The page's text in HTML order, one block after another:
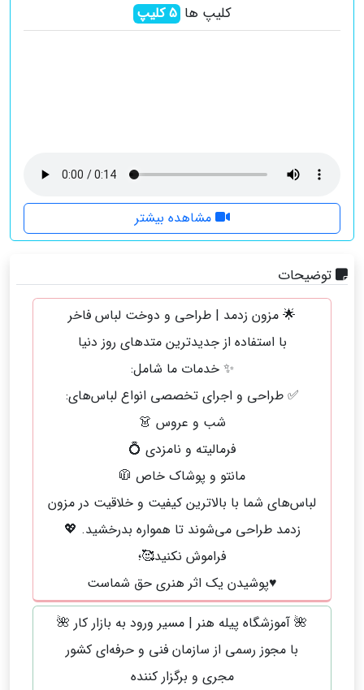
کلیپ ها5کلیپ
مشاهده بیشتر
توضیحات
🌟 مزون زدمد | طراحی و دوخت لباس فاخر
با استفاده از جدیدترین متدهای روز دنیا
✨ خدمات ما شامل:
✅ طراحی و اجرای تخصصی انواع لباس‌های:
شب و عروس 👗
فرمالیته و نامزدی 💍
مانتو و پوشاک خاص 🧥
لباس‌های شما با بالاترین کیفیت و خلاقیت در مزون
زدمد طراحی می‌شوند تا همواره بدرخشید. 💖
فراموش نکنید🥰؛
♥️پوشیدن یک اثر هنری حق شماست
🌺 آموزشگاه پیله هنر | مسیر ورود به بازار کار 🌺
با مجوز رسمی از سازمان فنی و حرفه‌ای کشور
مجری و برگزار کننده